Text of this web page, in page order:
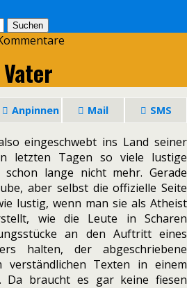
Anpinnen Mail SMS
eingeschwebt ins Land seiner
letzten Tagen so viele lustige
lange nicht mehr. Gerade
aber selbst die offizielle Seite
lustig, wenn man sie als Atheist
wie die Leute in Scharen
an den Auftritt eines
halten, der abgeschriebene
verständlichen Texten in einem
Da braucht es gar keine fiesen